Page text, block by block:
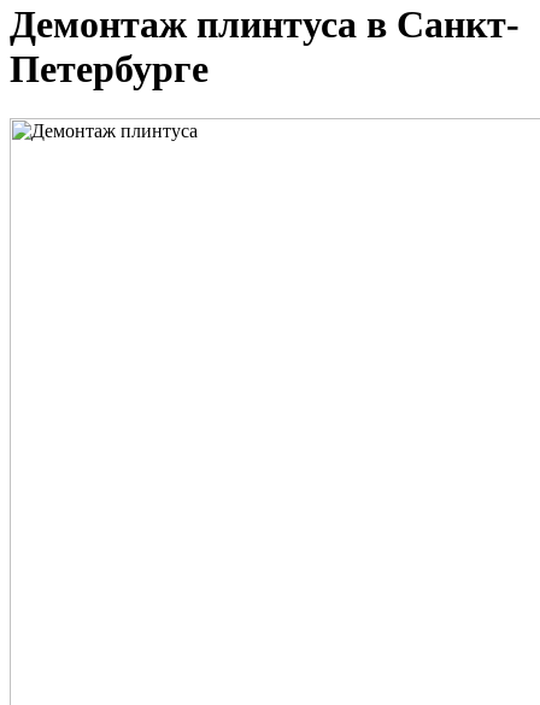
Демонтаж плинтуса в Санкт-
Петербурге